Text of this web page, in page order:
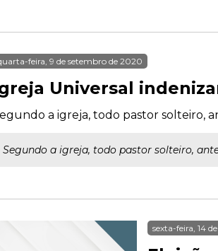
feira, 9 de setembro de 2020
Universal
a igreja, todo pastor solteiro,
Segundo a igreja, todo pastor solteiro,
sexta-feira, 14